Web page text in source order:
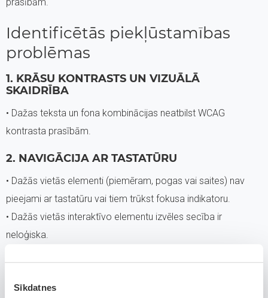
Sīkdatnes
Identificētās piekļūstamības
problēmas
1. KRĀSU KONTRASTS UN VIZUĀLĀ
SKAIDRĪBA
• Dažas teksta un fona kombinācijas neatbilst WCAG
kontrasta prasībām.
2. NAVIGĀCIJA AR TASTATŪRU
• Dažās vietās elementi (piemēram, pogas vai saites) nav
pieejami ar tastatūru vai tiem trūkst fokusa indikatoru.
• Dažās vietās interaktīvo elementu izvēles secība ir
neloģiska.